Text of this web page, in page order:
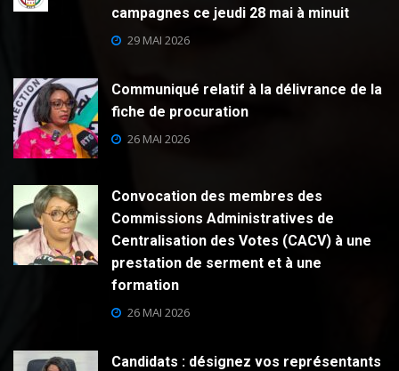
campagnes ce jeudi 28 mai à minuit
29 MAI 2026
Communiqué relatif à la délivrance de la
fiche de procuration
26 MAI 2026
Convocation des membres des
Commissions Administratives de
Centralisation des Votes (CACV) à une
prestation de serment et à une
formation
26 MAI 2026
Candidats : désignez vos représentants